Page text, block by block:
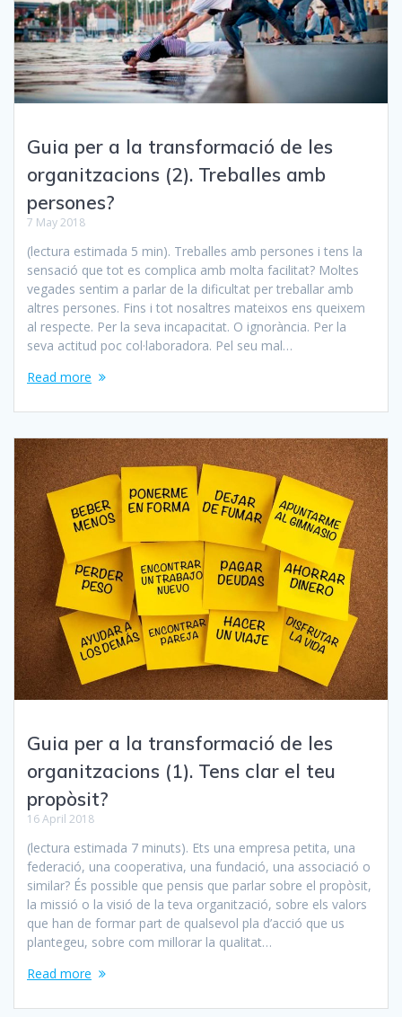
Guia per a la transformació de les
organitzacions (2). Treballes amb
persones?
7 May 2018
(lectura estimada 5 min). Treballes amb persones i tens la
sensació que tot es complica amb molta facilitat? Moltes
vegades sentim a parlar de la dificultat per treballar amb
altres persones. Fins i tot nosaltres mateixos ens queixem
al respecte. Per la seva incapacitat. O ignorància. Per la
seva actitud poc col·laboradora. Pel seu mal…
Read more
Guia per a la transformació de les
organitzacions (1). Tens clar el teu
propòsit?
16 April 2018
(lectura estimada 7 minuts). Ets una empresa petita, una
federació, una cooperativa, una fundació, una associació o
similar? És possible que pensis que parlar sobre el propòsit,
la missió o la visió de la teva organització, sobre els valors
que han de formar part de qualsevol pla d’acció que us
plantegeu, sobre com millorar la qualitat…
Read more